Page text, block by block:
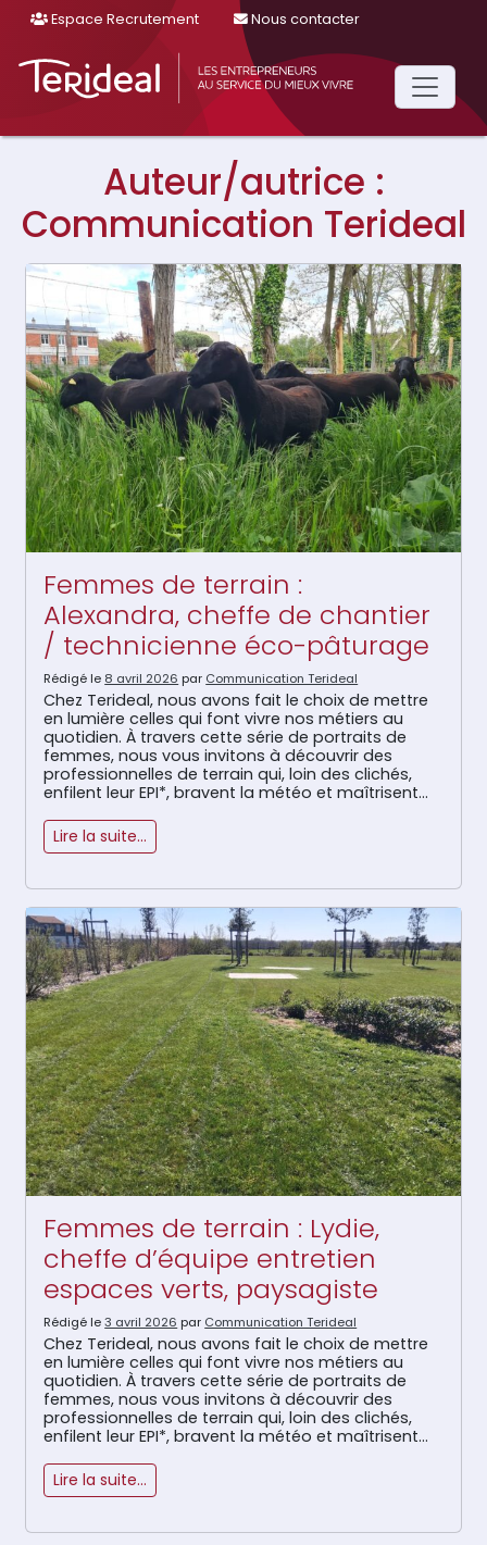
Espace Recrutement Nous contacter
Main
Navigation
Auteur/autrice :
Communication Terideal
Femmes de terrain :
Alexandra, cheffe de chantier
/ technicienne éco-pâturage
Rédigé le 8 avril 2026 par Communication Terideal
Chez Terideal, nous avons fait le choix de mettre
en lumière celles qui font vivre nos métiers au
quotidien. À travers cette série de portraits de
femmes, nous vous invitons à découvrir des
professionnelles de terrain qui, loin des clichés,
enfilent leur EPI*, bravent la météo et maîtrisent
Lire la suite…
Femmes de terrain : Lydie,
cheffe d’équipe entretien
espaces verts, paysagiste
Rédigé le3 avril 2026 par Communication Terideal
Chez Terideal, nous avons fait le choix de mettre
en lumière celles qui font vivre nos métiers au
quotidien. À travers cette série de portraits de
femmes, nous vous invitons à découvrir des
professionnelles de terrain qui, loin des clichés,
enfilent leur EPI*, bravent la météo et maîtrisent
Lire la suite…